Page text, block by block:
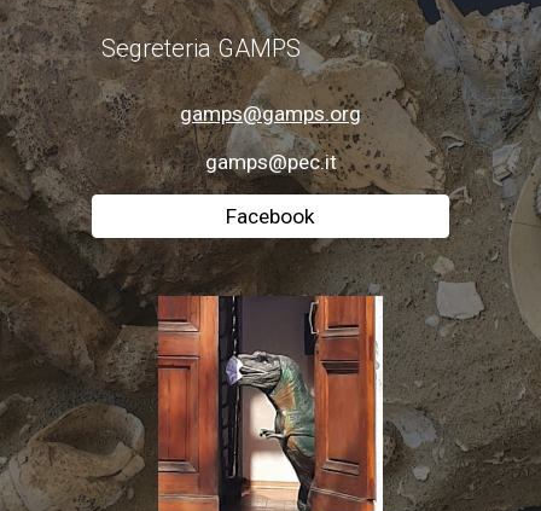
Segreteria GAMPS
gamps@gamps.org
gamps@pec.it
Facebook